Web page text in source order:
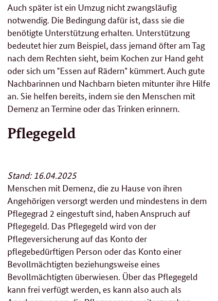
Auch später ist ein Umzug nicht zwangsläufig
notwendig. Die Bedingung dafür ist, dass sie die
benötigte Unterstützung erhalten. Unterstützung
bedeutet hier zum Beispiel, dass jemand öfter am Tag
nach dem Rechten sieht, beim Kochen zur Hand geht
oder sich um "Essen auf Rädern" kümmert. Auch gute
Nachbarinnen und Nachbarn bieten mitunter ihre Hilfe
an. Sie helfen bereits, indem sie den Menschen mit
Demenz an Termine oder das Trinken erinnern.
Pflegegeld
Stand: 16.04.2025
Menschen mit Demenz, die zu Hause von ihren
Angehörigen versorgt werden und mindestens in dem
Pflegegrad 2 eingestuft sind, haben Anspruch auf
Pflegegeld. Das Pflegegeld wird von der
Pflegeversicherung auf das Konto der
pflegebedürftigen Person oder das Konto einer
Bevollmächtigten beziehungsweise eines
Bevollmächtigten überwiesen. Über das Pflegegeld
kann frei verfügt werden, es kann also auch als